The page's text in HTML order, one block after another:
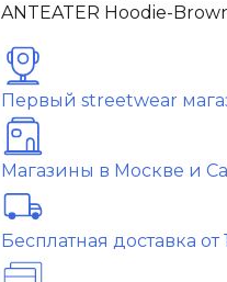
ANTEATER Hoodie-
Первый streetwear
Магазины в Москве и
Бесплатная доставка от